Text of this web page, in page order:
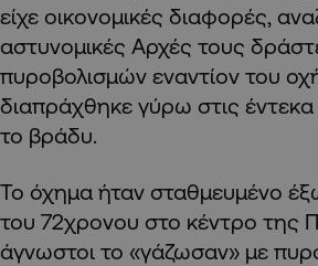
είχε οικονομικές διαφορές,
αστυνομικές Αρχές τους
πυροβολισμών εναντίον του
διαπράχθηκε γύρω στις έντεκα
το βράδυ.
Το όχημα ήταν σταθμευμένο
του 72χρονου στο κέντρο της
άγνωστοι το «γάζωσαν» με